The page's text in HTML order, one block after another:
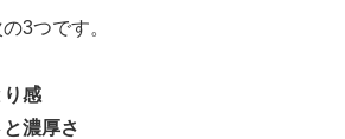
3つです。
り感
濃厚さ